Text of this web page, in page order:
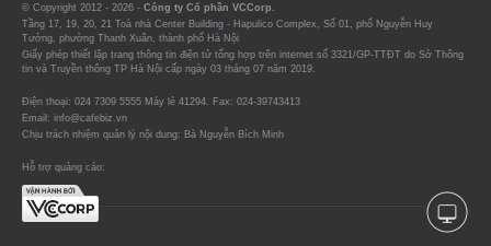
© Copyright 2012 - 2026 - Công ty Cổ phần VCCorp.
Tầng 17, 19, 20, 21 Toà nhà Center Building - Hapulico Complex, Số 01, phố Nguyễn Huy
Tưởng, phường Thanh Xuân, thành phố Hà Nội
Giấy phép thiết lập trang thông tin điện tử tổng hợp trên internet số 3321/GP-TTĐT do Sở Thông
tin và Truyền thông TP Hà Nội cấp ngày 03 tháng 07 năm 2019.
Điện thoại: 024 7309 5555 Máy lẻ 41294. Fax: 024-39743413
Email: info@cafebiz.vn
Chịu trách nhiệm quản lý nội dung: Bà Nguyễn Bích Minh
Hỗ trợ quảng cáo: